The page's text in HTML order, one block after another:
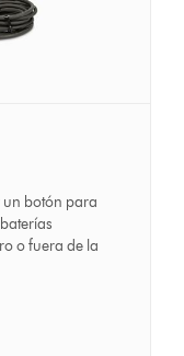
un botón para
o fuera de la